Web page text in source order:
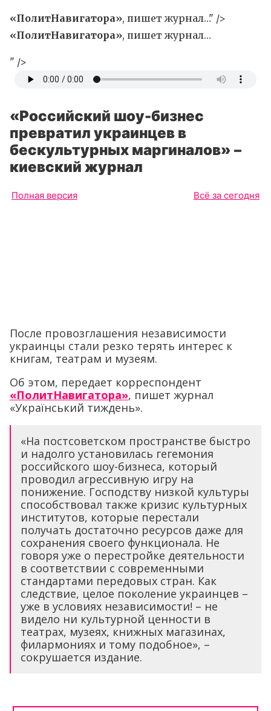
«ПолитНавигатора», пишет журнал…" />
«ПолитНавигатора», пишет журнал…
" />
«Российский шоу-бизнес
превратил украинцев в
бескультурных маргиналов» –
киевский журнал
Полная версия Всё за сегодня
После провозглашения независимости
украинцы стали резко терять интерес к
книгам, театрам и музеям.
Об этом, передает корреспондент
«ПолитНавигатора», пишет журнал
«Український тиждень».
«На постсоветском пространстве быстро
и надолго установилась гегемония
российского шоу-бизнеса, который
проводил агрессивную игру на
понижение. Господству низкой культуры
способствовал также кризис культурных
институтов, которые перестали
получать достаточно ресурсов даже для
сохранения своего функционала. Не
говоря уже о перестройке деятельности
в соответствии с современными
стандартами передовых стран. Как
следствие, целое поколение украинцев –
уже в условиях независимости! – не
видело ни культурной ценности в
театрах, музеях, книжных магазинах,
филармониях и тому подобное», –
сокрушается издание.